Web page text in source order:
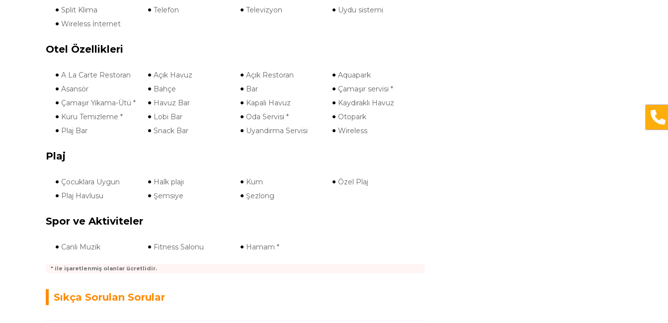
Split Klima
Telefon Televizyon
Uydu sistemi
Wireless İnternet
Otel Özellikleri
A La Carte Restoran Açık Havuz Açık Restoran
Aquapark
Asansör
Bahçe Bar
Çamaşır servisi *
Çamaşır Yıkama-Ütü *
Havuz Bar Kapalı Havuz
Kaydıraklı Havuz
Kuru Temizleme *
Lobi Bar Oda Servisi *
Otopark
Plaj Bar
Snack Bar Uyandırma Servisi Wireless
Plaj
Çocuklara Uygun Halk plajı Kum
Özel Plaj
Plaj Havlusu
Şemsiye Şezlong
Spor ve Aktiviteler
Canlı Muzik Fitness Salonu Hamam *
* ile işaretlenmiş olanlar ücretlidir.
Sıkça Sorulan Sorular